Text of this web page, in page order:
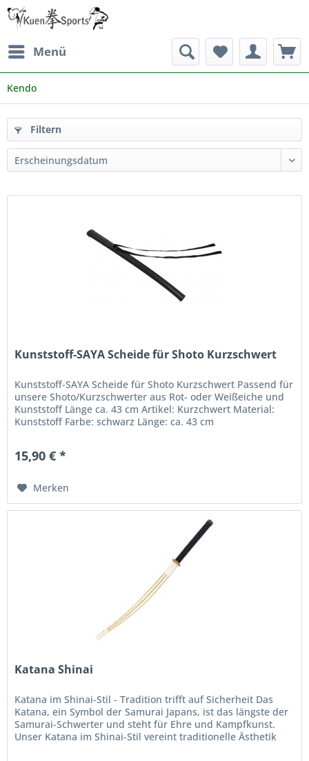
Menü
Kendo
Filtern
Kunststoff-SAYA Scheide für Shoto Kurzschwert
Kunststoff-SAYA Scheide für Shoto Kurzschwert Passend für
unsere Shoto/Kurzschwerter aus Rot- oder Weißeiche und
Kunststoff Länge ca. 43 cm Artikel: Kurzchwert Material:
Kunststoff Farbe: schwarz Länge: ca. 43 cm
15,90 € *
Merken
Katana Shinai
Katana im Shinai-Stil - Tradition trifft auf Sicherheit Das
Katana, ein Symbol der Samurai Japans, ist das längste der
Samurai-Schwerter und steht für Ehre und Kampfkunst.
Unser Katana im Shinai-Stil vereint traditionelle Ästhetik